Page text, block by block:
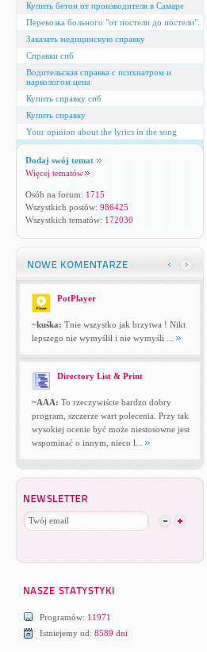
Купить бетон от производителя в Самаре
Перевозка больного "от постели до постели".
Заказать медицинскую справку
Справки спб
Водительская справка с психиатром и
наркологом цена
Купить справку спб
Купить справку
Your opinion about the lyrics in the song
Dodaj swój temat
Więcej tematów
Osób na forum: 1715
Wszystkich postów: 986425
Wszystkich tematów: 172030
PotPlayer
~kuśka: Tnie wszystko jak brzytwa ! Nikt
lepszego nie wymyślił i nie wymyśli ...
Directory List & Print
~AAA: To rzeczywiście bardzo dobry
program, szczerze wart polecenia. Przy tak
wysokiej ocenie być może niestosowne jest
wspominać o innym, nieco l...
Programów: 11971
Istniejemy od: 8589 dni